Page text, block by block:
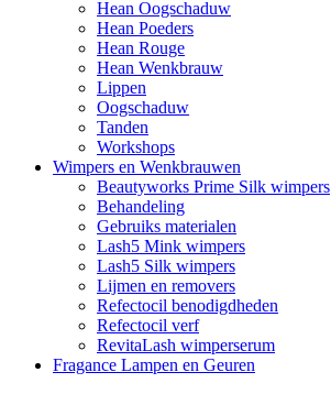
Hean Oogschaduw
Hean Poeders
Hean Rouge
Hean Wenkbrauw
Lippen
Oogschaduw
Tanden
Workshops
Wimpers en Wenkbrauwen
Beautyworks Prime Silk wimpers
Behandeling
Gebruiks materialen
Lash5 Mink wimpers
Lash5 Silk wimpers
Lijmen en removers
Refectocil benodigdheden
Refectocil verf
RevitaLash wimperserum
Fragance Lampen en Geuren